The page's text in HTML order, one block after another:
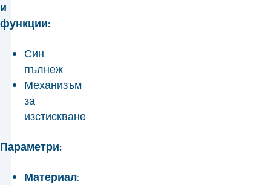
и
функции:
Син
пълнеж
Механизъм
за
изстискване
Параметри:
Материал: